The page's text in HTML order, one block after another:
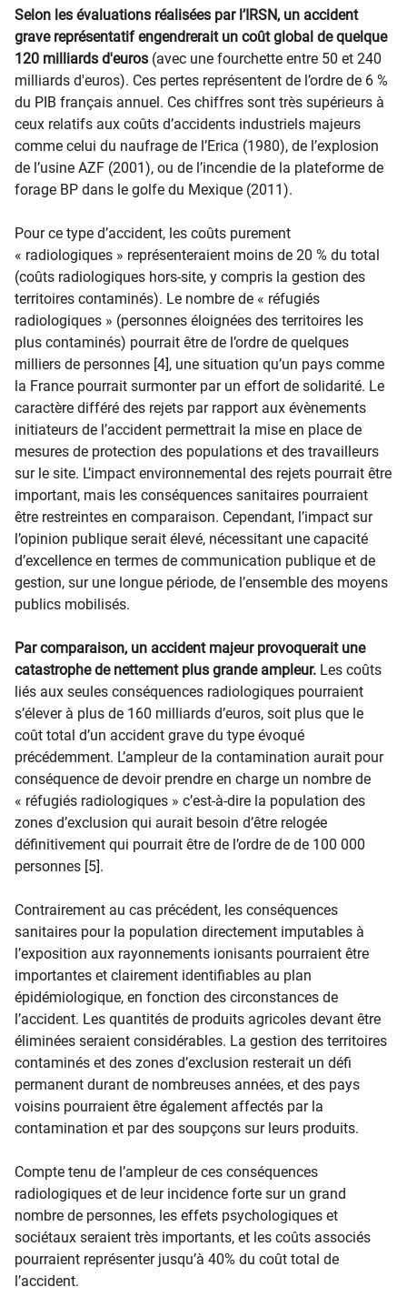
Selon les évaluations réalisées par l’IRSN, un accident
grave représentatif engendrerait un coût global de quelque
120 milliards d'euros (avec une fourchette entre 50 et 240
milliards d'euros). Ces pertes représentent de l’ordre de 6 %
du PIB français annuel. Ces chiffres sont très supérieurs à
ceux relatifs aux coûts d’accidents industriels majeurs
comme celui du naufrage de l’Erica (1980), de l’explosion
de l’usine AZF (2001), ou de l’incendie de la plateforme de
forage BP dans le golfe du Mexique (2011).
Pour ce type d’accident, les coûts purement
« radiologiques » représenteraient moins de 20 % du total
(coûts radiologiques hors-site, y compris la gestion des
territoires contaminés). Le nombre de « réfugiés
radiologiques » (personnes éloignées des territoires les
plus contaminés) pourrait être de l’ordre de quelques
milliers de personnes [4], une situation qu’un pays comme
la France pourrait surmonter par un effort de solidarité. Le
caractère différé des rejets par rapport aux évènements
initiateurs de l’accident permettrait la mise en place de
mesures de protection des populations et des travailleurs
sur le site. L’impact environnemental des rejets pourrait être
important, mais les conséquences sanitaires pourraient
être restreintes en comparaison. Cependant, l’impact sur
l’opinion publique serait élevé, nécessitant une capacité
d’excellence en termes de communication publique et de
gestion, sur une longue période, de l’ensemble des moyens
publics mobilisés.
Par comparaison, un accident majeur provoquerait une
catastrophe de nettement plus grande ampleur. Les coûts
liés aux seules conséquences radiologiques pourraient
s’élever à plus de 160 milliards d’euros, soit plus que le
coût total d’un accident grave du type évoqué
précédemment. L’ampleur de la contamination aurait pour
conséquence de devoir prendre en charge un nombre de
« réfugiés radiologiques » c’est-à-dire la population des
zones d’exclusion qui aurait besoin d’être relogée
définitivement qui pourrait être de l’ordre de de 100 000
personnes [5].
Contrairement au cas précédent, les conséquences
sanitaires pour la population directement imputables à
l’exposition aux rayonnements ionisants pourraient être
importantes et clairement identifiables au plan
épidémiologique, en fonction des circonstances de
l’accident. Les quantités de produits agricoles devant être
éliminées seraient considérables. La gestion des territoires
contaminés et des zones d’exclusion resterait un défi
permanent durant de nombreuses années, et des pays
voisins pourraient être également affectés par la
contamination et par des soupçons sur leurs produits.
Compte tenu de l’ampleur de ces conséquences
radiologiques et de leur incidence forte sur un grand
nombre de personnes, les effets psychologiques et
sociétaux seraient très importants, et les coûts associés
pourraient représenter jusqu’à 40% du coût total de
l’accident.